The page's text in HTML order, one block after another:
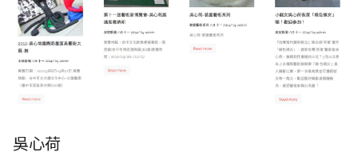
吳心荷